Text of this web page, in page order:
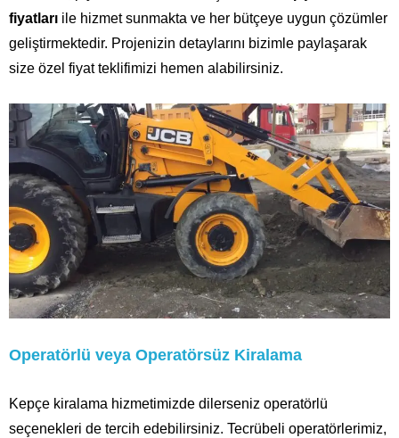
fiyatları ile hizmet sunmakta ve her bütçeye uygun çözümler
geliştirmektedir. Projenizin detaylarını bizimle paylaşarak
size özel fiyat teklifimizi hemen alabilirsiniz.
Operatörlü veya Operatörsüz Kiralama
Kepçe kiralama hizmetimizde dilerseniz operatörlü
seçenekleri de tercih edebilirsiniz. Tecrübeli operatörlerimiz,